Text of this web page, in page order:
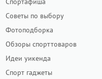
Советы по выбору
Фотоподборка
Обзоры спорттоваров
Идеи уикенда
Спорт гаджеты